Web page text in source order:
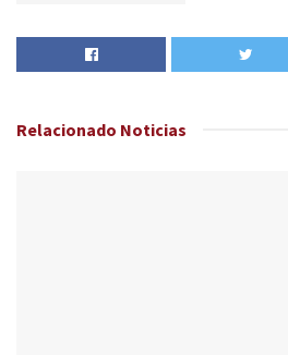
Relacionado Noticias